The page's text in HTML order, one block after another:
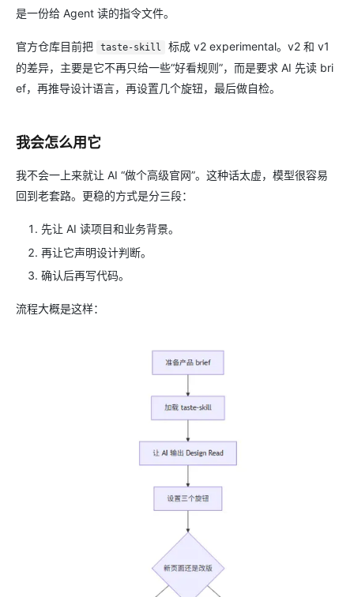
是一份给 Agent 读的指令文件。
官方仓库目前把 taste-skill
标成 v2 experimental。v2 和 v1
的差异，主要是它不再只给一些“好看规则”，而是要求 AI 先读 bri
ef，再推导设计语言，再设置几个旋钮，最后做自检。
我会怎么用它
我不会一上来就让 AI “做个高级官网”。这种话太虚，模型很容易
回到老套路。更稳的方式是分三段：
先让 AI 读项目和业务背景。
再让它声明设计判断。
确认后再写代码。
流程大概是这样：